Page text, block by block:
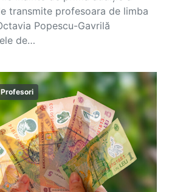
transmite profesoara de limba
Popescu-Gavrilă
de…
Profesori